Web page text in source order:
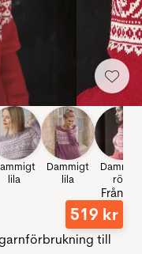
lila
Dammigt
lila
Dammigt
rött
Från
519 kr
till